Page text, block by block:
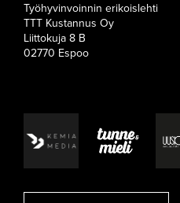
Työhyvinvoinnin erikoislehti
TTT Kustannus Oy
Liittokuja 8 B
02770 Espoo